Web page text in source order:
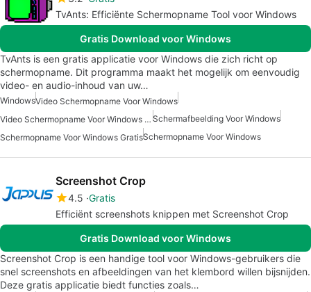
TvAnts: Efficiënte Schermopname Tool voor Windows
Gratis Download voor Windows
TvAnts is een gratis applicatie voor Windows die zich richt op
schermopname. Dit programma maakt het mogelijk om eenvoudig
video- en audio-inhoud van uw…
WindowsVideo Schermopname Voor Windows
Video Schermopname Voor Windows Gratis Schermafbeelding Voor Windows
Schermopname Voor Windows GratisSchermopname Voor Windows
Screenshot Crop
4.5 Gratis
Efficiënt screenshots knippen met Screenshot Crop
Gratis Download voor Windows
Screenshot Crop is een handige tool voor Windows-gebruikers die
snel screenshots en afbeeldingen van het klembord willen bijsnijden.
Deze gratis applicatie biedt functies zoals…